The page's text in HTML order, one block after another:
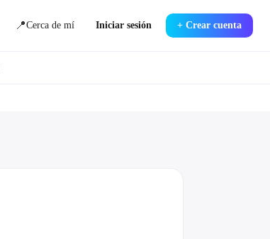
📍Cerca de mí Iniciar sesión + Crear cuenta